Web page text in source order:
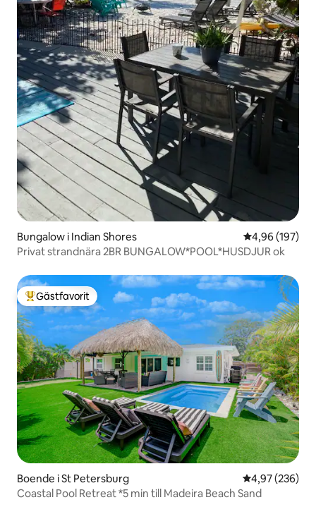
Bungalow i Indian Shores 4,96 av 5 i
4,96 (197)
Privat strandnära 2BR BUNGALOW*POOL*HUSDJUR ok
Populär gästfavorit
Gästfavorit
Boende i St Petersburg 4,97 av 5 i
4,97 (236)
Coastal Pool Retreat *5 min till Madeira Beach Sand